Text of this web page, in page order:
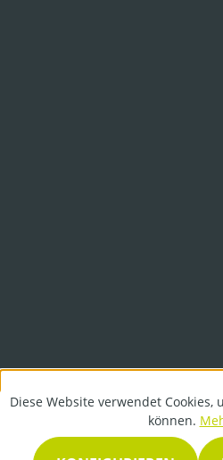
Diese Website verwendet
können.